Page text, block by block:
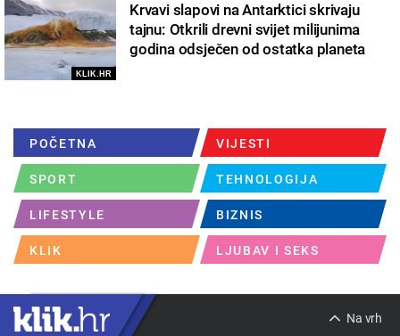
KLIK.HR
Krvavi slapovi na Antarktici skrivaju
tajnu: Otkrili drevni svijet milijunima
godina odsječen od ostatka planeta
POČETNA VIJESTI
SPORT TEHNOLOGIJA
LIFESTYLE BIZNIS
KLIK LJUBAV I SEKS
Na vrh